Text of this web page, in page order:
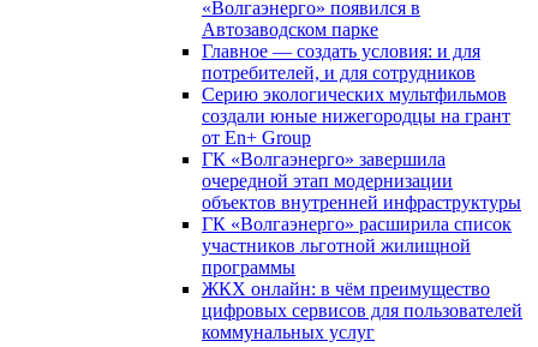
«Волгаэнерго» появился в
Автозаводском парке
Главное — создать условия: и для
потребителей, и для сотрудников
Серию экологических мультфильмов
создали юные нижегородцы на грант
от En+ Group
ГК «Волгаэнерго» завершила
очередной этап модернизации
объектов внутренней инфраструктуры
ГК «Волгаэнерго» расширила список
участников льготной жилищной
программы
ЖКХ онлайн: в чём преимущество
цифровых сервисов для пользователей
коммунальных услуг